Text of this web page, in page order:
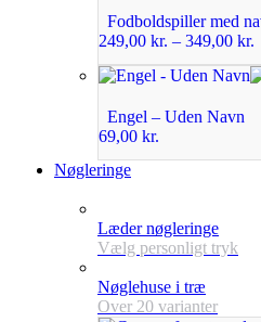
Fodboldspiller med
249,00 kr. – 349,00 kr.
Engel – Uden Navn
69,00 kr.
Nøgleringe
Læder nøgleringe
Vælg personligt tryk
Nøglehuse i træ
Over 20 varianter